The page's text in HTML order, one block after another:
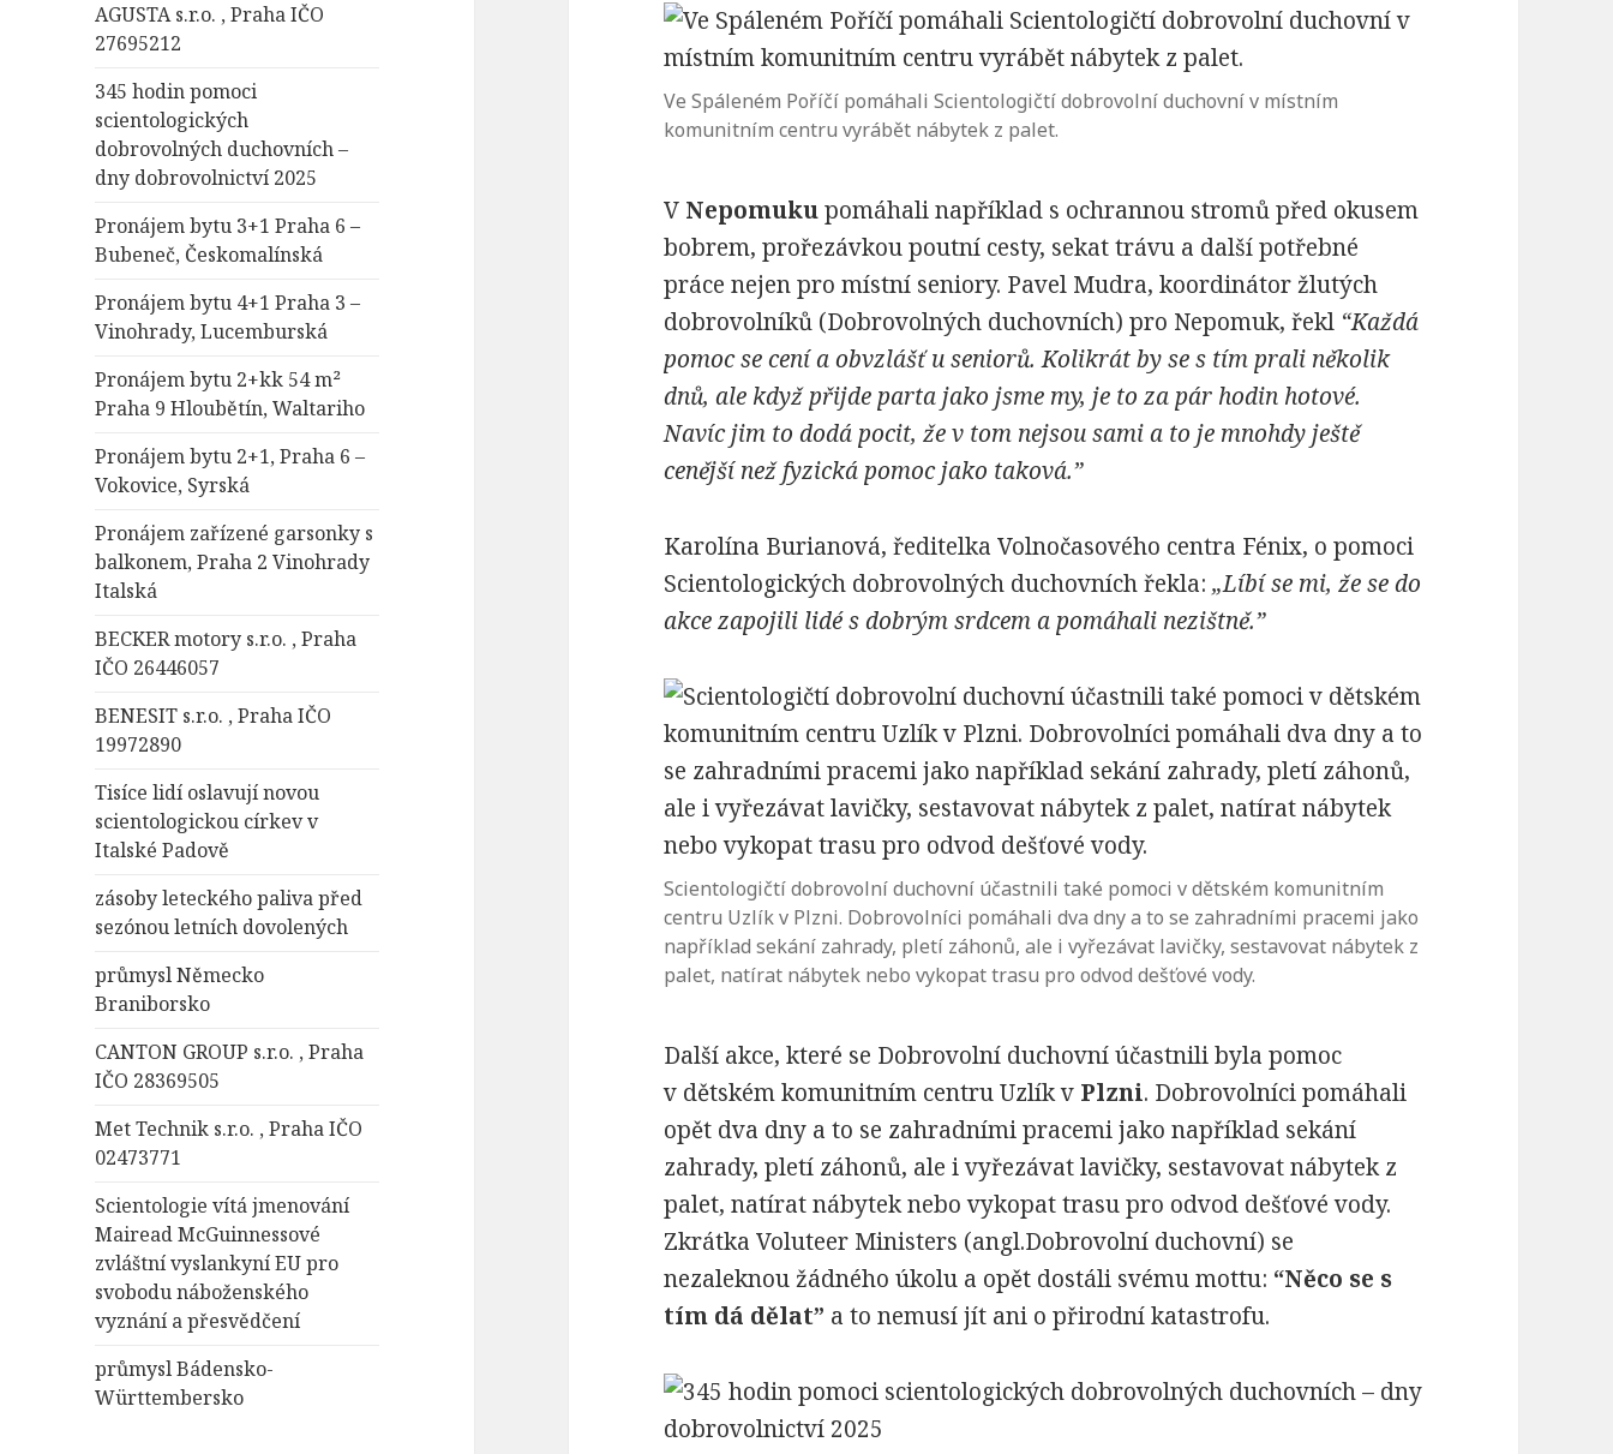
AGUSTA s.r.o. , Praha IČO
27695212
345 hodin pomoci
scientologických
dobrovolných duchovních –
dny dobrovolnictví 2025
Pronájem bytu 3+1 Praha 6 –
Bubeneč, Českomalínská
Pronájem bytu 4+1 Praha 3 –
Vinohrady, Lucemburská
Pronájem bytu 2+kk 54 m²
Praha 9 Hloubětín, Waltariho
Pronájem bytu 2+1, Praha 6 –
Vokovice, Syrská
Pronájem zařízené garsonky s
balkonem, Praha 2 Vinohrady
Italská
BECKER motory s.r.o. , Praha
IČO 26446057
BENESIT s.r.o. , Praha IČO
19972890
Tisíce lidí oslavují novou
scientologickou církev v
Italské Padově
zásoby leteckého paliva před
sezónou letních dovolených
průmysl Německo
Braniborsko
CANTON GROUP s.r.o. , Praha
IČO 28369505
Met Technik s.r.o. , Praha IČO
02473771
Scientologie vítá jmenování
Mairead McGuinnessové
zvláštní vyslankyní EU pro
svobodu náboženského
vyznání a přesvědčení
průmysl Bádensko-
Württembersko
Ve Spáleném Poříčí pomáhali Scientologičtí dobrovolní duchovní v místním
komunitním centru vyrábět nábytek z palet.
V Nepomukupomáhali například s ochrannou stromů před okusem
bobrem, prořezávkou poutní cesty, sekat trávu a další potřebné
práce nejen pro místní seniory. Pavel Mudra, koordinátor žlutých
dobrovolníků (Dobrovolných duchovních) pro Nepomuk, řekl “Každá
pomoc se cení a obvzlášť u seniorů. Kolikrát by se s tím prali několik
dnů, ale když přijde parta jako jsme my, je to za pár hodin hotové.
Navíc jim to dodá pocit, že v tom nejsou sami a to je mnohdy ještě
cenější než fyzická pomoc jako taková.”
Karolína Burianová, ředitelka Volnočasového centra Fénix, o pomoci
Scientologických dobrovolných duchovních řekla:„Líbí se mi, že se do
akce zapojili lidé s dobrým srdcem a pomáhali nezištně.”
Scientologičtí dobrovolní duchovní účastnili také pomoci v dětském komunitním
centru Uzlík v Plzni. Dobrovolníci pomáhali dva dny a to se zahradními pracemi jako
například sekání zahrady, pletí záhonů, ale i vyřezávat lavičky, sestavovat nábytek z
palet, natírat nábytek nebo vykopat trasu pro odvod dešťové vody.
Další akce, které se Dobrovolní duchovní účastnili byla pomoc
v dětském komunitním centru Uzlík v Plzni. Dobrovolníci pomáhali
opět dva dny a to se zahradními pracemi jako například sekání
zahrady, pletí záhonů, ale i vyřezávat lavičky, sestavovat nábytek z
palet, natírat nábytek nebo vykopat trasu pro odvod dešťové vody.
Zkrátka Voluteer Ministers (angl.Dobrovolní duchovní) se
nezaleknou žádného úkolu a opět dostáli svému mottu: “Něco se s
tím dá dělat” a to nemusí jít ani o přirodní katastrofu.